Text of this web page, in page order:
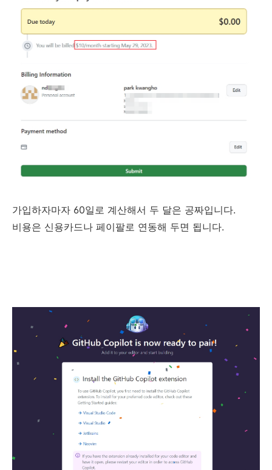
가입하자마자 60일로 계산해서 두 달은 공짜입니다.
비용은 신용카드나 페이팔로 연동해 두면 됩니다.